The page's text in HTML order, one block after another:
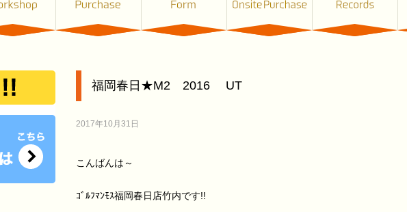
福岡春日★M2 2016 UT
2017年10月31日
こんばんは～
ｺﾞﾙﾌﾏﾝﾓｽ福岡春日店竹内です!!